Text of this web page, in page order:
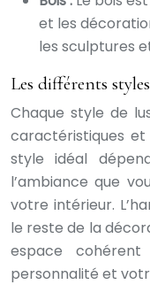
et les
les sculptures
Les différents styles
Chaque style de
caractéristiques
style idéal
l’ambiance que
votre intérieur.
le reste de la
espace
personnalité et